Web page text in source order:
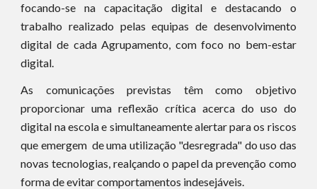
focando-se na capacitação digital e destacando o
trabalho realizado pelas equipas de desenvolvimento
digital de cada Agrupamento, com foco no bem-estar
digital.
As comunicações previstas têm como objetivo
proporcionar uma reflexão crítica acerca do uso do
digital na escola e simultaneamente alertar para os riscos
que emergem de uma utilização "desregrada" do uso das
novas tecnologias, realçando o papel da prevenção como
forma de evitar comportamentos indesejáveis.